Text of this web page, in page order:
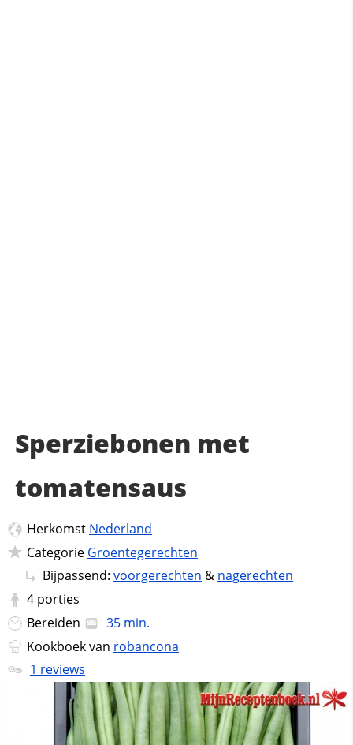
Sperziebonen met
tomatensaus
Herkomst Nederland
Categorie Groentegerechten
Bijpassend: voorgerechten & nagerechten
4 porties
Bereiden
35 min.
Kookboek van robancona
1 reviews